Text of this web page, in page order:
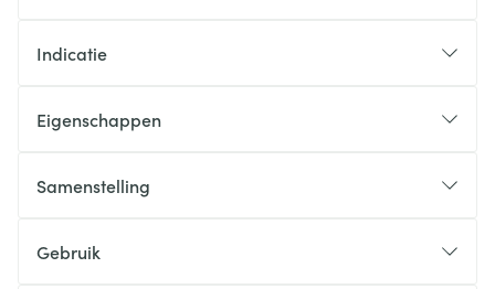
Indicatie
Eigenschappen
Samenstelling
Gebruik